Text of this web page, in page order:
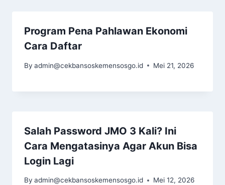
Program Pena Pahlawan Ekonomi
Cara Daftar
By admin@cekbansoskemensosgo.id Mei 21, 2026
Salah Password JMO 3 Kali? Ini
Cara Mengatasinya Agar Akun Bisa
Login Lagi
By admin@cekbansoskemensosgo.id Mei 12, 2026